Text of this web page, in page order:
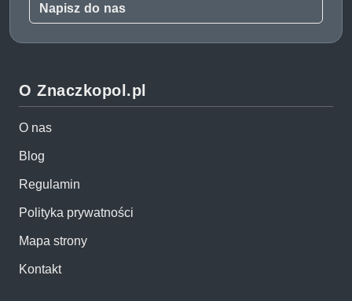
Napisz do nas
O Znaczkopol.pl
O nas
Blog
Regulamin
Polityka prywatności
Mapa strony
Kontakt